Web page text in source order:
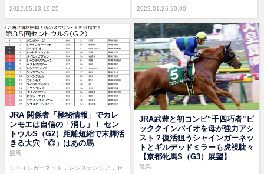
2022.05.13 19:25 2022.01.26 20:00
JRA 関係者「極秘情報」でカレ
ンモエは自信の「消し」！ セン
トウルS（G2）距離短縮で末脚活
きる大穴「◎」はあの馬
競馬
シャインガーネット レシステンシア
セ
JRA武豊と初コンビ“千四巧者”ビ
ッククインバイオを母が強力アシ
スト？復活狙うシャインガーネッ
トとギルデッドミラーも虎視眈々
【京都牝馬S（G3）展望】
競馬